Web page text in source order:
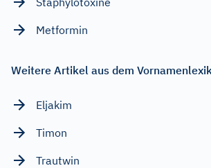
Metformin
Weitere Artikel aus dem
Eljakim
Timon
Trautwin